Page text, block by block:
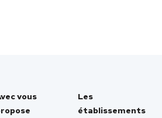
vous
Les
établissements